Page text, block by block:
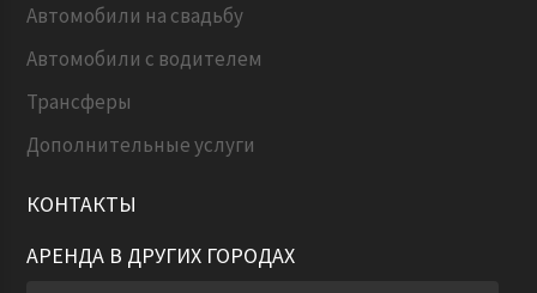
Автомобили на свадьбу
Автомобили с водителем
Трансферы
Дополнительные услуги
КОНТАКТЫ
АРЕНДА В ДРУГИХ ГОРОДАХ